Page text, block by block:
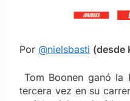
Por @nielsbasti (desde
Tom Boonen ganó la
tercera vez en su